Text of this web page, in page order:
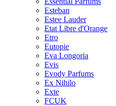
Esteban
Estee Lauder
Etat Libre d'Orange
Etro
Eutopie
Eva Longoria
Evis
Evody Parfums
Ex Nihilo
Exte
FCUK